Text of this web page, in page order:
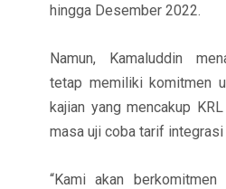
hingga Desember 2022.
Namun, Kamaluddin
tetap memiliki komitmen
kajian yang mencakup
masa uji coba tarif integrasi
“Kami akan berkomitmen